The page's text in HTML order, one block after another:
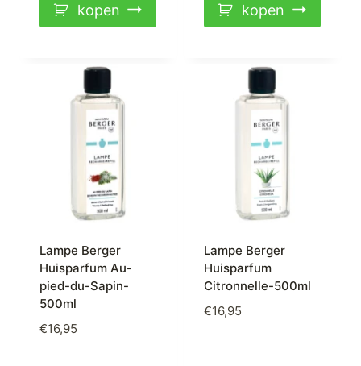
kopen kopen
Lampe Berger
Huisparfum Au-
pied-du-Sapin-
500ml
€16,95
Lampe Berger
Huisparfum
Citronnelle-500ml
€16,95